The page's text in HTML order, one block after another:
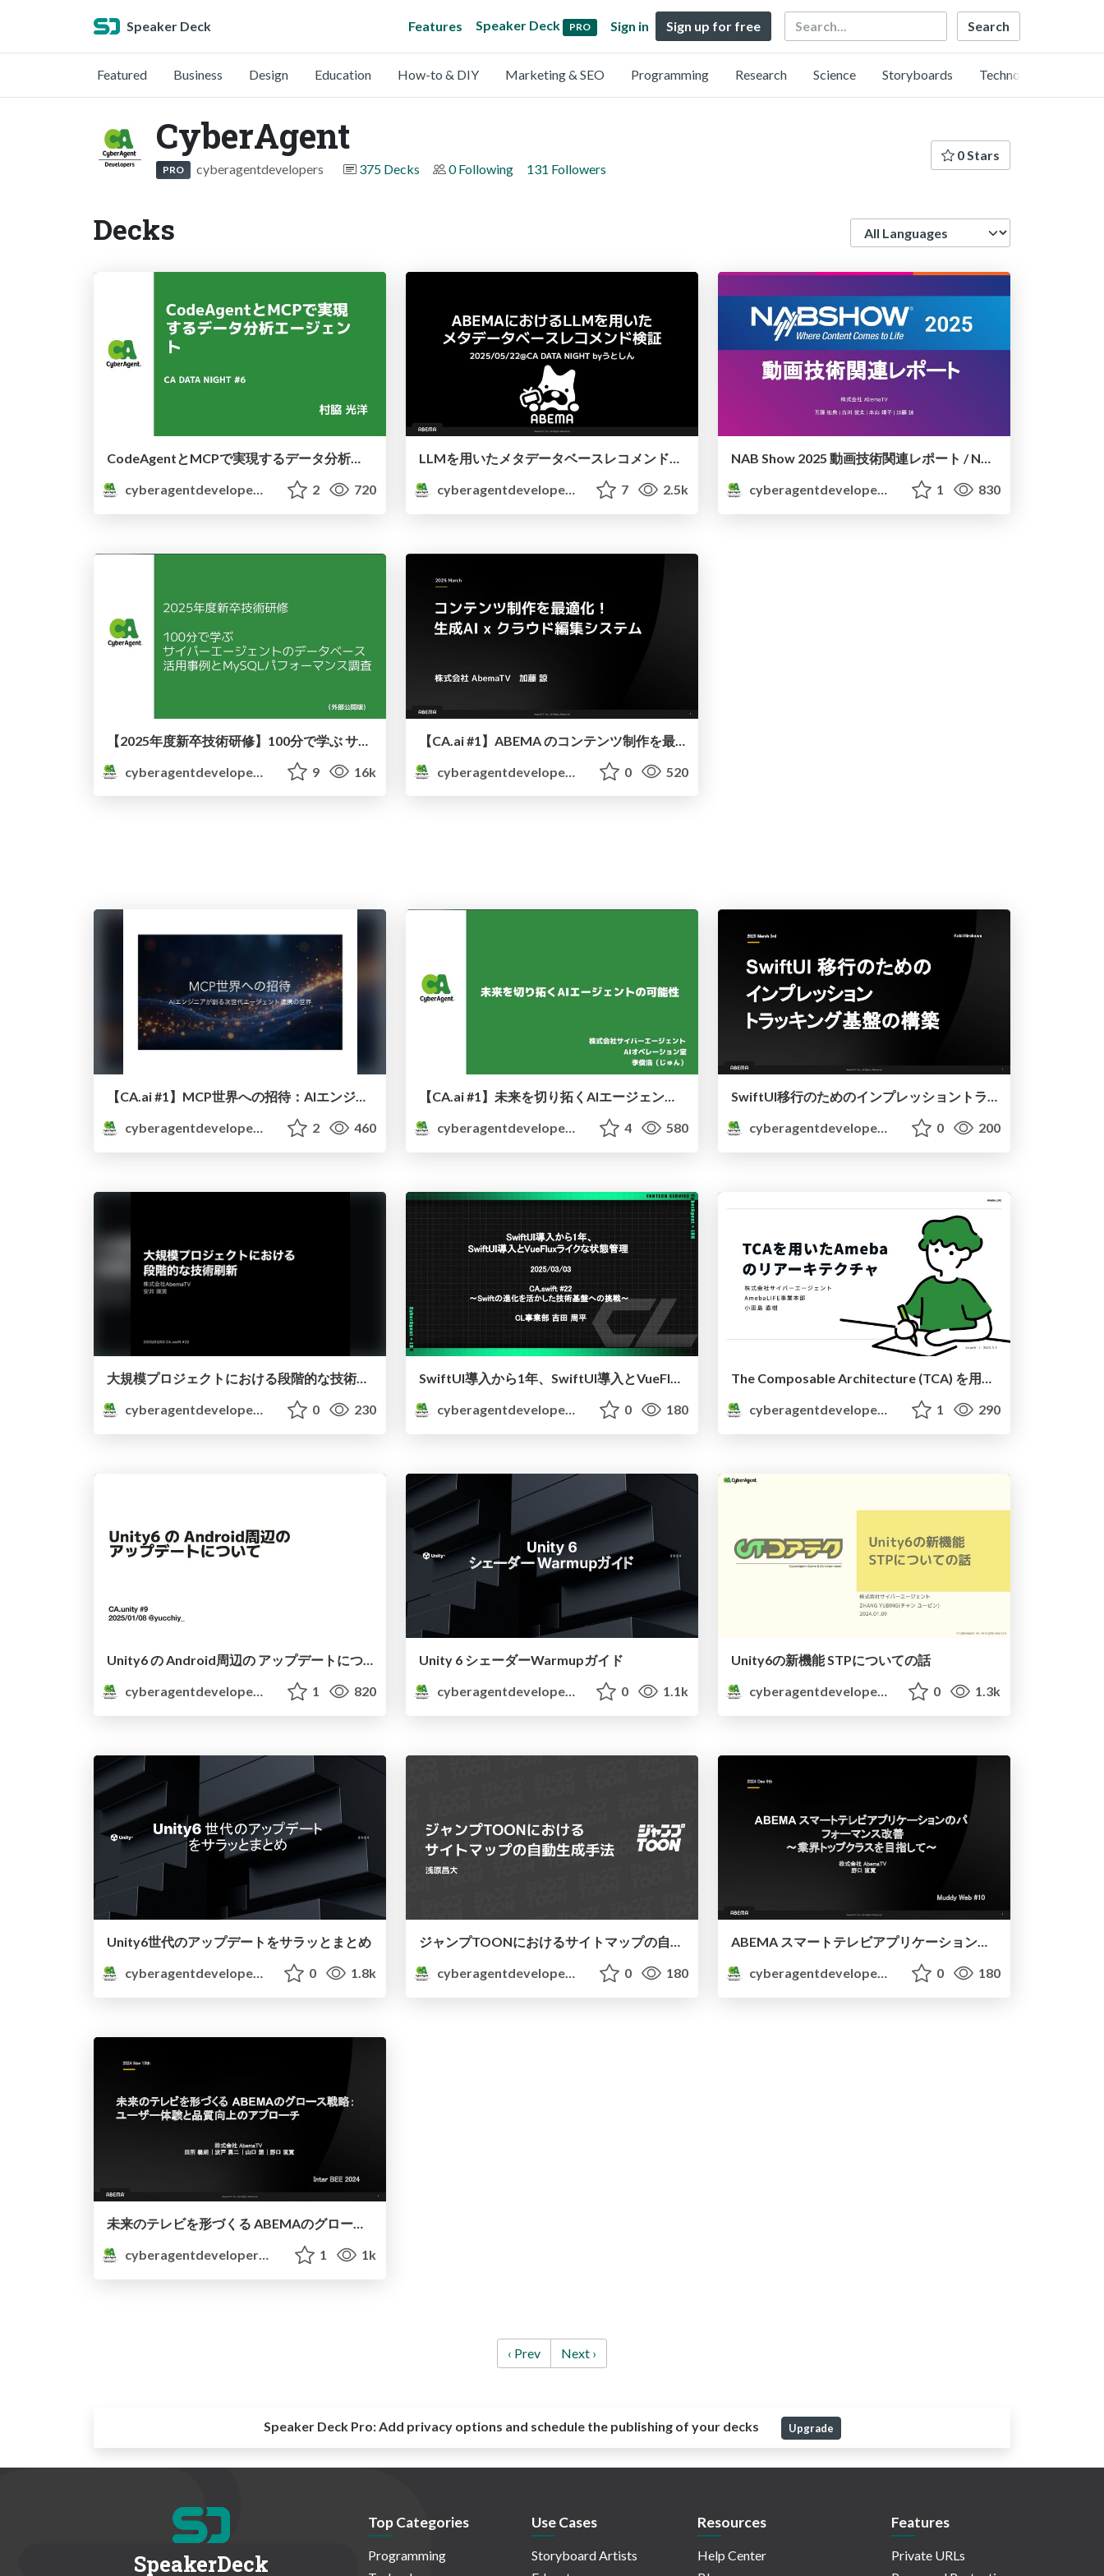
Speaker Deck Features Speaker Deck PRO Sign in Sign up for free Search
Featured Business Design Education How-to & DIY Marketing & SEO Programming Research Science Storyboards Technology
CyberAgent
PRO cyberagentdevelopers 375 Decks 0 Following 131 Followers
0 Stars
Decks
CodeAgentとMCPで実現するデータ分析エージェント
cyberagentdevelopers
2 720
LLMを用いたメタデータベースレコメンド検証
cyberagentdevelopers
7 2.5k
NAB Show 2025 動画技術関連レポート / NAB Show 2025 Report
cyberagentdevelopers
1 830
cyberagentdevelopers
9 16k
cyberagentdevelopers
0 520
cyberagentdevelopers
2 460
cyberagentdevelopers
4 580
cyberagentdevelopers
0 200
大規模プロジェクトにおける段階的な技術刷新
cyberagentdevelopers
0 230
SwiftUI導入から1年、SwiftUI導入とVueFluxライクな状態管理
cyberagentdevelopers
0 180
The Composable Architecture (TCA) を用いたAmebaのリアーキテクチャ
cyberagentdevelopers
1 290
Unity6 の Android周辺の アップデートについて
cyberagentdevelopers
1 820
Unity 6 シェーダーWarmupガイド
cyberagentdevelopers
0 1.1k
Unity6の新機能 STPについての話
cyberagentdevelopers
0 1.3k
Unity6世代のアップデートをサラッとまとめ
cyberagentdevelopers
0 1.8k
ジャンプTOONにおけるサイトマップの自動生成手法について
cyberagentdevelopers
0 180
ABEMA スマートテレビアプリケーションのパフォーマンス改善: 業界トップクラスを目指して / Muddy Web #10 ~Special Edition~ 【ゲスト: pixiv】
cyberagentdevelopers
0 180
未来のテレビを形づくる ABEMAのグロース戦略：ユーザー体験と品質向上のアプローチ
cyberagentdevelopers
1 1k
‹ Prev Next ›
Speaker Deck Pro:Add privacy options and schedule the publishing of your decks Upgrade
SpeakerDeck
Top Categories
Programming
Use Cases
Storyboard Artists
Resources
Help Center
Features
Private URLs